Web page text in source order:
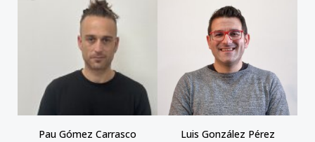
Pau Gómez Carrasco Luis González Pérez